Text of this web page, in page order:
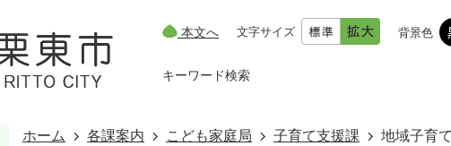
本文へ 文字サイズ 背景色
キーワード検索
ホーム 各課案内 こども家庭局 子育て支援課 地域子育